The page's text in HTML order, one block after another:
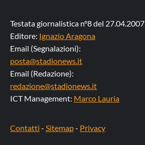
Testata giornalistica n°8 del 27.04.2007
Editore: Ignazio Aragona
Email (Segnalazioni):
posta@stadionews.it
Email (Redazione):
redazione@stadionews.it
ICT Management: Marco Lauria
Contatti - Sitemap- Privacy